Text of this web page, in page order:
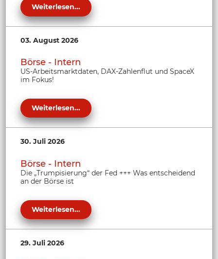
Weiterlesen...
03. August 2026
Börse - Intern
US-Arbeitsmarktdaten, DAX-Zahlenflut und SpaceX
im Fokus!
Weiterlesen...
30. Juli 2026
Börse - Intern
Die „Trumpisierung“ der Fed +++ Was entscheidend
an der Börse ist
Weiterlesen...
29. Juli 2026